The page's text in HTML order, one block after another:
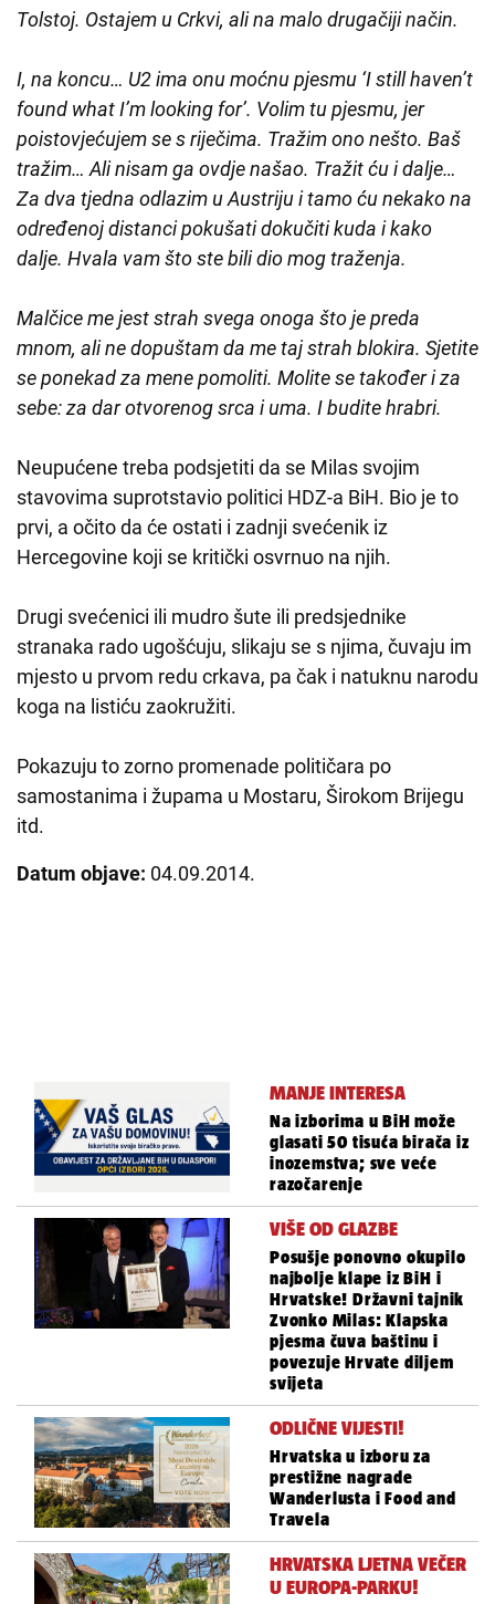
Tolstoj. Ostajem u Crkvi, ali na malo drugačiji način.
I, na koncu… U2 ima onu moćnu pjesmu ‘I still haven’t
found what I’m looking for’. Volim tu pjesmu, jer
poistovjećujem se s riječima. Tražim ono nešto. Baš
tražim… Ali nisam ga ovdje našao. Tražit ću i dalje…
Za dva tjedna odlazim u Austriju i tamo ću nekako na
određenoj distanci pokušati dokučiti kuda i kako
dalje. Hvala vam što ste bili dio mog traženja.
Malčice me jest strah svega onoga što je preda
mnom, ali ne dopuštam da me taj strah blokira. Sjetite
se ponekad za mene pomoliti. Molite se također i za
sebe: za dar otvorenog srca i uma. I budite hrabri.
Neupućene treba podsjetiti da se Milas svojim
stavovima suprotstavio politici HDZ-a BiH. Bio je to
prvi, a očito da će ostati i zadnji svećenik iz
Hercegovine koji se kritički osvrnuo na njih.
Drugi svećenici ili mudro šute ili predsjednike
stranaka rado ugošćuju, slikaju se s njima, čuvaju im
mjesto u prvom redu crkava, pa čak i natuknu narodu
koga na listiću zaokružiti.
Pokazuju to zorno promenade političara po
samostanima i župama u Mostaru, Širokom Brijegu
itd.
Datum objave: 04.09.2014.
MANJE INTERESA
Na izborima u BiH može
glasati 50 tisuća birača iz
inozemstva; sve veće
razočarenje
VIŠE OD GLAZBE
Posušje ponovno okupilo
najbolje klape iz BiH i
Hrvatske! Državni tajnik
Zvonko Milas: Klapska
pjesma čuva baštinu i
povezuje Hrvate diljem
svijeta
ODLIČNE VIJESTI!
Hrvatska u izboru za
prestižne nagrade
Wanderlusta i Food and
Travela
HRVATSKA LJETNA VEČER
U EUROPA-PARKU!